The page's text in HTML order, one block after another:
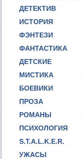
ДЕТЕКТИВ
ИСТОРИЯ
ФЭНТЕЗИ
ФАНТАСТИКА
ДЕТСКИЕ
МИСТИКА
БОЕВИКИ
ПРОЗА
РОМАНЫ
ПСИХОЛОГИЯ
S.T.A.L.K.E.R.
УЖАСЫ